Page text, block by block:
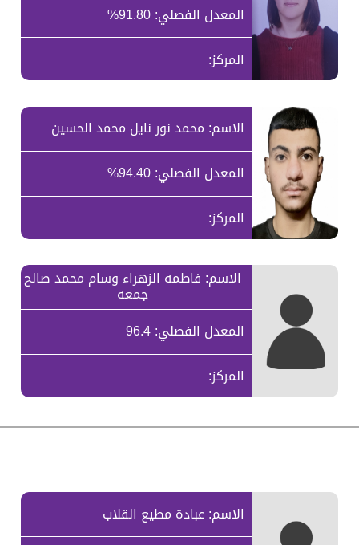
المعدل الفصلي: 91.80%
المركز:
الاسم: محمد نور نايل محمد الحسين
المعدل الفصلي: 94.40%
المركز:
الاسم: فاطمه الزهراء وسام محمد صالح
جمعه
المعدل الفصلي: 96.4
المركز:
الاسم: عبادة مطيع القلاب